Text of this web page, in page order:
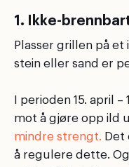
1. Ikke-
Plasser grillen på
stein eller sand er
I perioden 15. april
mot å gjøre opp ild
mindre strengt. Det
å regulere dette.